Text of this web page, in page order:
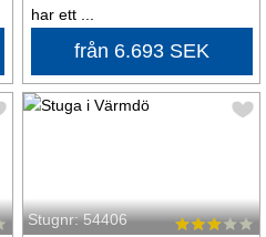
har ett ...
från 6.693 SEK
Stugnr: 54406